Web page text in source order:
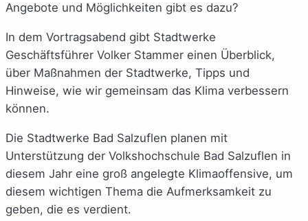
Angebote und Möglichkeiten gibt es dazu?
In dem Vortragsabend gibt Stadtwerke
Geschäftsführer Volker Stammer einen Überblick,
über Maßnahmen der Stadtwerke, Tipps und
Hinweise, wie wir gemeinsam das Klima verbessern
können.
Die Stadtwerke Bad Salzuflen planen mit
Unterstützung der Volkshochschule Bad Salzuflen in
diesem Jahr eine groß angelegte Klimaoffensive, um
diesem wichtigen Thema die Aufmerksamkeit zu
geben, die es verdient.